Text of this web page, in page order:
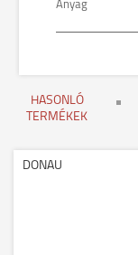
Anyag
HASONLÓ
TERMÉKEK
DONAU